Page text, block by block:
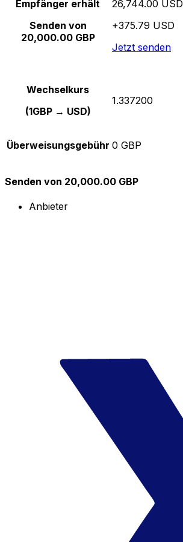
Empfänger erhält
Senden von
20,000.00 GBP
26,744.00 USD
+375.79 USD
Jetzt senden
Wechselkurs
(1GBP → USD)
1.337200
Überweisungsgebühr 0 GBP
Senden von 20,000.00 GBP
Anbieter